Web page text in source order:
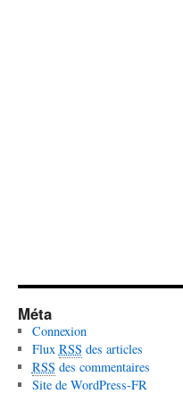
Méta
Connexion
Flux RSS des articles
RSS des commentaires
Site de WordPress-FR